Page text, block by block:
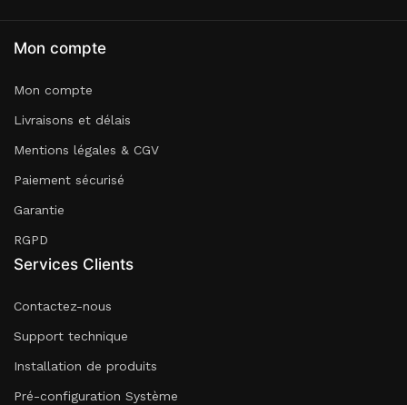
Mon compte
Mon compte
Livraisons et délais
Mentions légales & CGV
Paiement sécurisé
Garantie
RGPD
Services Clients
Contactez-nous
Support technique
Installation de produits
Pré-configuration Système